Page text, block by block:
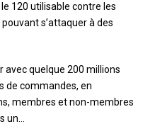
120 utilisable contre les
s’attaquer à des
quelque 200 millions
de commandes, en
membres et non-membres
un…